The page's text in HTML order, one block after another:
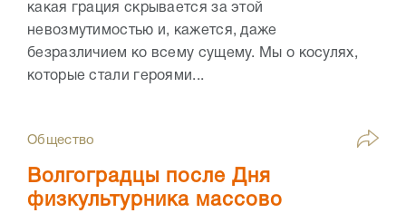
какая грация скрывается за этой
невозмутимостью и, кажется, даже
безразличием ко всему сущему. Мы о косулях,
которые стали героями...
Общество
Волгоградцы после Дня
физкультурника массово